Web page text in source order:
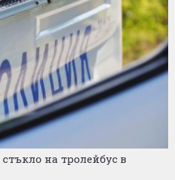
на тролейбус в